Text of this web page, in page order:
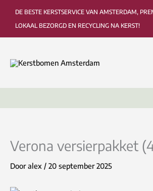
DE BESTE KERSTSERVICE VAN AMSTERDAM,
LOKAAL BEZORGD EN RECYCLING NA KERST!
Verona versierpakket
Dooralex / 20 september 2025